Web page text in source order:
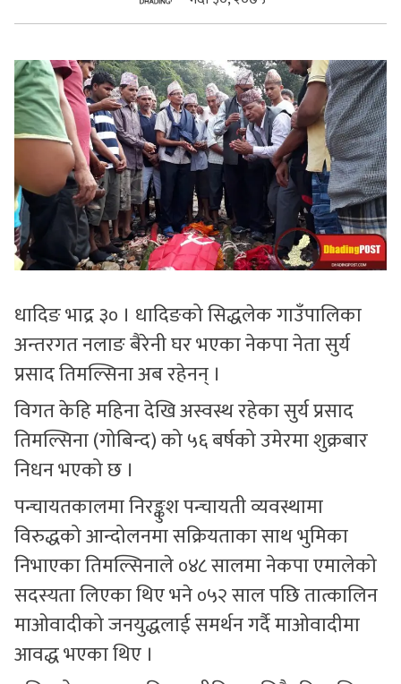
सुचनाहरु
स्वास्थ्य
भिडियो
धादिङ भाद्र ३० । धादिङको सिद्धलेक गाउँपालिका
अन्तरगत नलाङ बैरेनी घर भएका नेकपा नेता सुर्य
प्रसाद तिमल्सिना अब रहेनन् ।
विगत केहि महिना देखि अस्वस्थ रहेका सुर्य प्रसाद
तिमल्सिना (गोबिन्द) को ५६ बर्षको उमेरमा शुक्रबार
निधन भएको छ ।
पन्चायतकालमा निरङ्कुश पन्चायती व्यवस्थामा
विरुद्धको आन्दोलनमा सक्रियताका साथ भुमिका
निभाएका तिमल्सिनाले ०४८ सालमा नेकपा एमालेको
सदस्यता लिएका थिए भने ०५२ साल पछि तात्कालिन
माओवादीको जनयुद्धलाई समर्थन गर्दै माओवादीमा
आवद्ध भएका थिए ।